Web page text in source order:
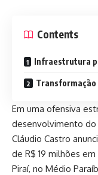
Contents
Infraestrutura
Transformação
Em uma ofensiva
desenvolvimento
Cláudio Castro
de R$ 19 milhões
Piraí, no Médio